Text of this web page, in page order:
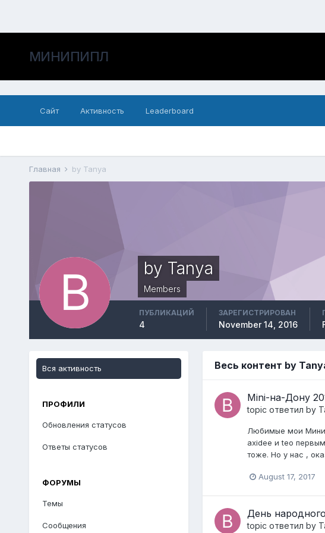
МИНИПИПЛ
Сайт Активность Leaderboard
Главная by Tanya
by Tanya
Members
ПУБЛИКАЦИЙ
4
ЗАРЕГИСТРИРОВАН
November 14, 2016
Вся активность
ПРОФИЛИ
Обновления статусов
Ответы статусов
ФОРУМЫ
Темы
Сообщения
Весь контент by
Mini-на-Дону
topic ответил by
Любимые мои
axidee и teo
тоже. Но у нас ,
August 17, 2017
День
topic ответил by